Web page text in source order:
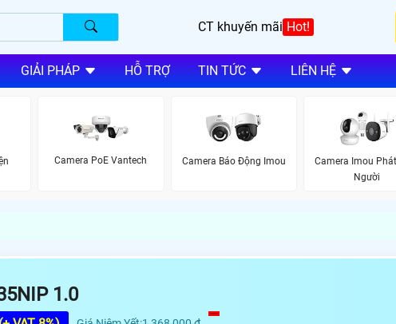
CT khuyến mãi Hot!
GIẢI PHÁP HỖ TRỢ TIN TỨC LIÊN HỆ
Camera PoE Vantech Camera Báo Động Imou
Camera Imou
Người
1.0